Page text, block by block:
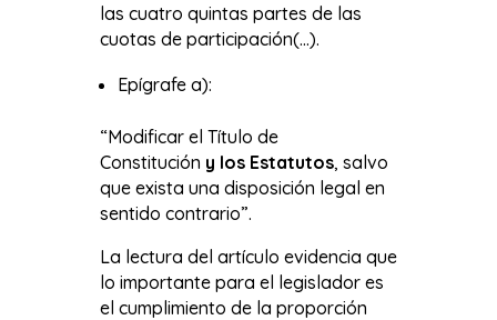
las cuatro quintas partes de las
cuotas de participación(…).
Epígrafe a):
“Modificar el Título de
Constitución y los Estatutos, salvo
que exista una disposición legal en
sentido contrario”.
La lectura del artículo evidencia que
lo importante para el legislador es
el cumplimiento de la proporción